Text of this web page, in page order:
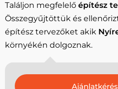
Találjon megfelelő építész
Összegyűjtöttük és
építész tervezőket akik
környékén dolgoznak.